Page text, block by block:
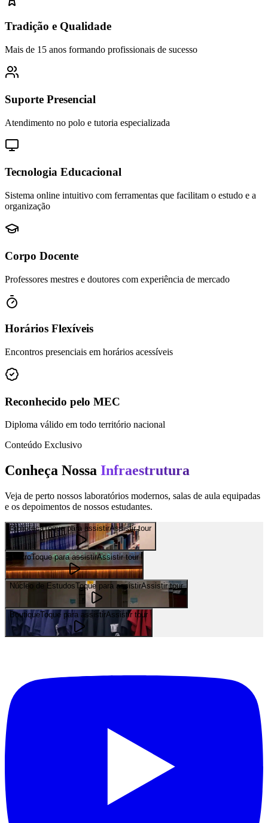
Tradição e Qualidade
Mais de 15 anos formando profissionais de sucesso
Suporte Presencial
Atendimento no polo e tutoria especializada
Tecnologia Educacional
Sistema online intuitivo com ferramentas que facilitam o estudo e a
organização
Corpo Docente
Professores mestres e doutores com experiência de mercado
Horários Flexíveis
Encontros presenciais em horários acessíveis
Reconhecido pelo MEC
Diploma válido em todo território nacional
Conteúdo Exclusivo
Conheça Nossa Infraestrutura
Veja de perto nossos laboratórios modernos, salas de aula equipadas
e os depoimentos de nossos estudantes.
BibliotecaToque para assistirAssistir tour
TeatroToque para assistirAssistir tour
Núcleo de EstudosToque para assistirAssistir tour
BoutiqueToque para assistirAssistir tour